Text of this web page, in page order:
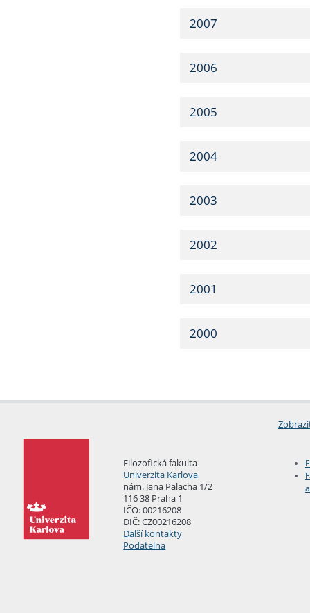
2007
2006
2005
2004
2003
2002
2001
2000
Filozofická fakulta
Univerzita Karlova
nám. Jana Palacha 1/2
116 38 Praha 1
IČO: 00216208
DIČ: CZ00216208
Další kontakty
Podatelna